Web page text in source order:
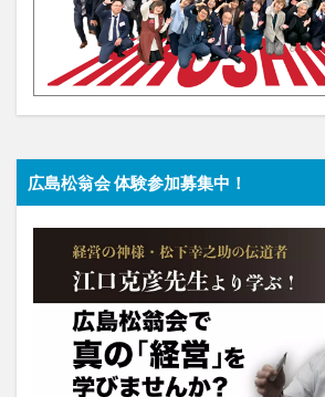
広島松翁会 体験参加募集中！